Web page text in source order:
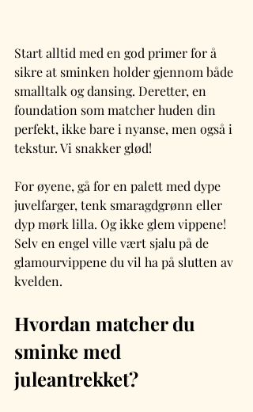
Start alltid med en god primer for å
sikre at sminken holder gjennom både
smalltalk og dansing. Deretter, en
foundation som matcher huden din
perfekt, ikke bare i nyanse, men også i
tekstur. Vi snakker glød!
For øyene, gå for en palett med dype
juvelfarger, tenk smaragdgrønn eller
dyp mørk lilla. Og ikke glem vippene!
Selv en engel ville vært sjalu på de
glamourvippene du vil ha på slutten av
kvelden.
Hvordan matcher du
sminke med
juleantrekket?